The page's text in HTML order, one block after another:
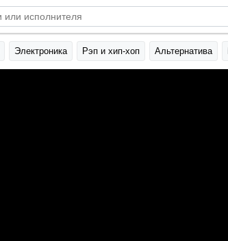
Электроника Рэп и хип-хоп Альтернатива